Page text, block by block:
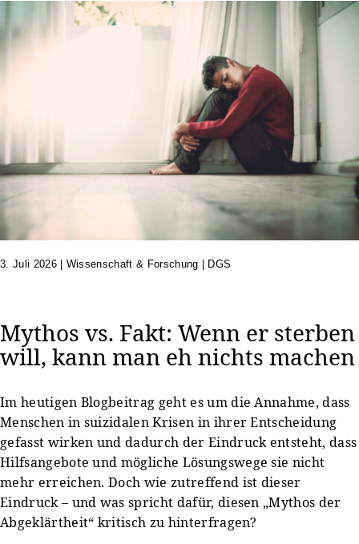
3. Juli 2026| Wissenschaft & Forschung | DGS
Mythos vs. Fakt: Wenn er sterben
will, kann man eh nichts machen
Im heutigen Blogbeitrag geht es um die Annahme, dass
Menschen in suizidalen Krisen in ihrer Entscheidung
gefasst wirken und dadurch der Eindruck entsteht, dass
Hilfsangebote und mögliche Lösungswege sie nicht
mehr erreichen. Doch wie zutreffend ist dieser
Eindruck – und was spricht dafür, diesen „Mythos der
Abgeklärtheit“ kritisch zu hinterfragen?